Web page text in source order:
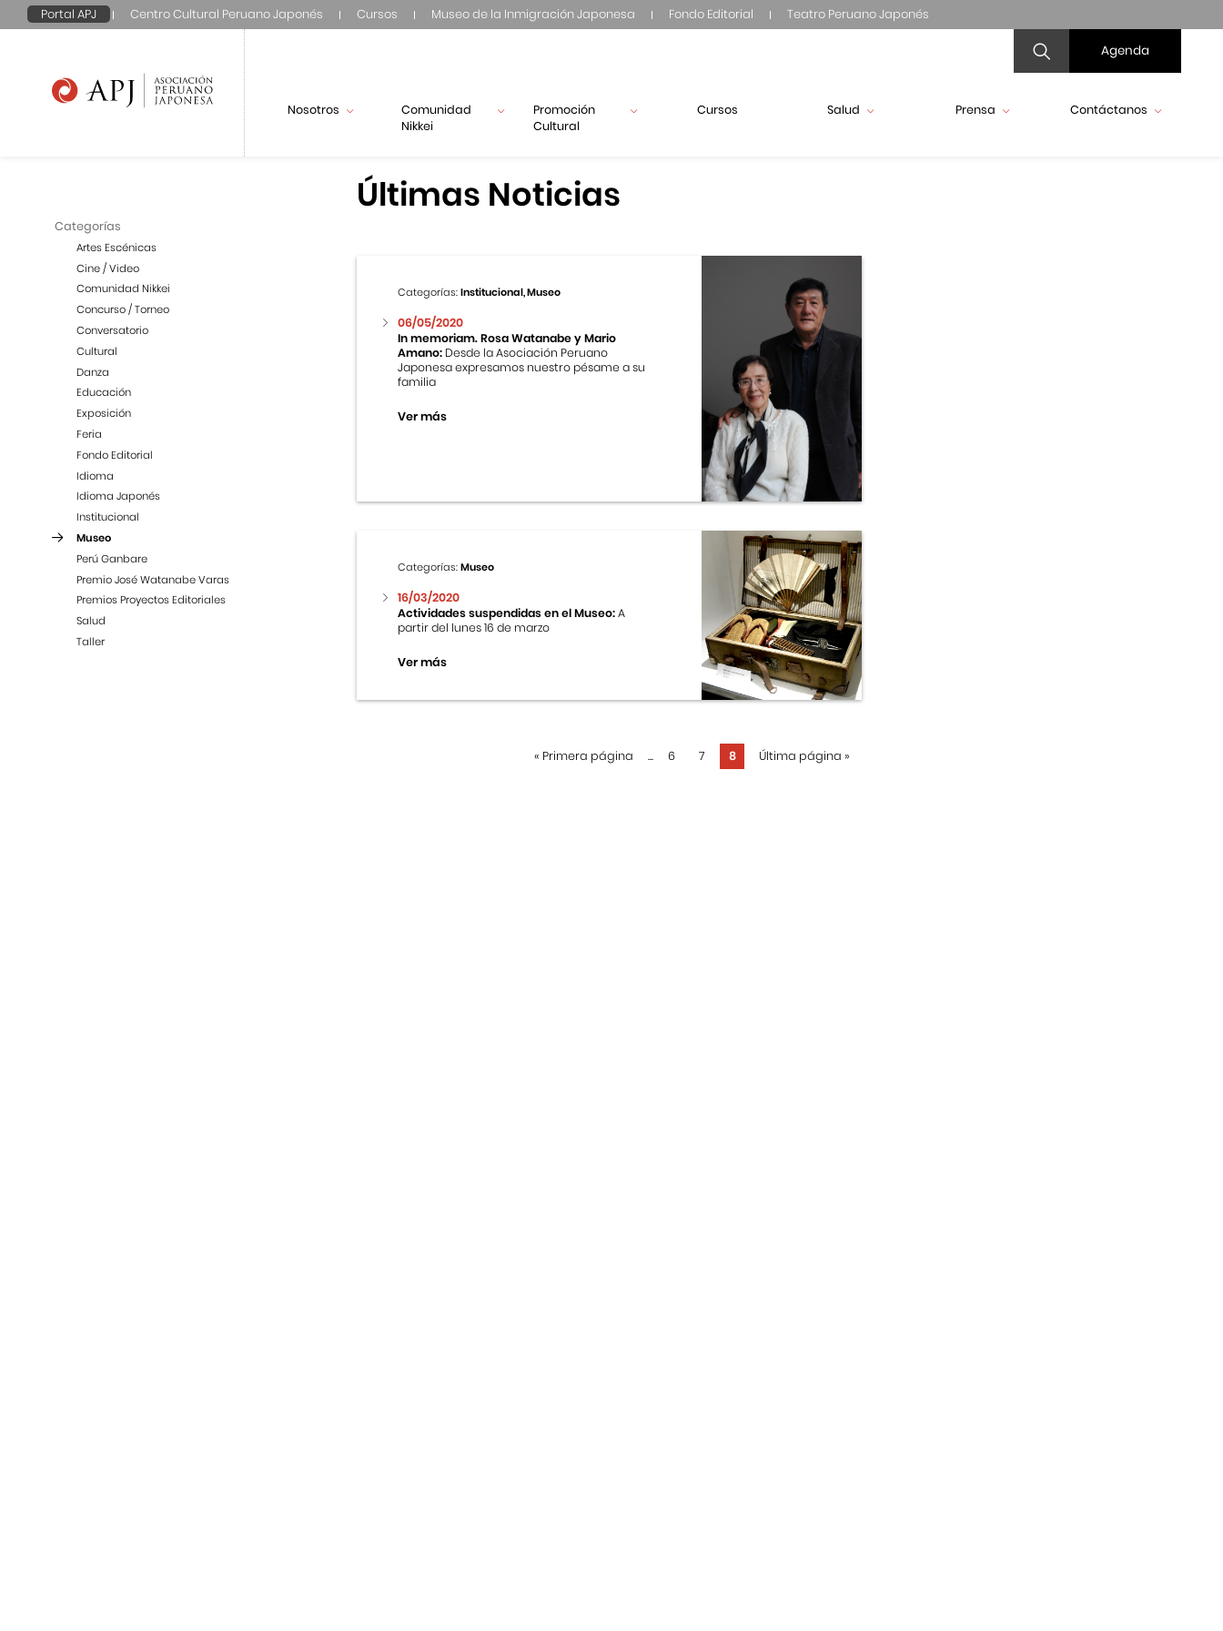
Portal APJ Centro Cultural Peruano Japonés Cursos Museo de la Inmigración Japonesa Fondo Editorial Teatro Peruano Japonés
Agenda
Nosotros
Comunidad
Nikkei
Promoción
Cultural
Cursos Salud Prensa Contáctanos
Categorías
Artes Escénicas
Cine / Video
Comunidad Nikkei
Concurso / Torneo
Conversatorio
Cultural
Danza
Educación
Exposición
Feria
Fondo Editorial
Idioma
Idioma Japonés
Institucional
Museo
Perú Ganbare
Premio José Watanabe Varas
Premios Proyectos Editoriales
Salud
Taller
Últimas Noticias
Categorías:Institucional, Museo
06/05/2020
In memoriam. Rosa Watanabe y Mario
Amano: Desde la Asociación Peruano
Japonesa expresamos nuestro pésame a su
familia
Ver más
Categorías:Museo
16/03/2020
Actividades suspendidas en el Museo:A
partir del lunes 16 de marzo
Ver más
« Primera página ... 6 7 8 Última página »